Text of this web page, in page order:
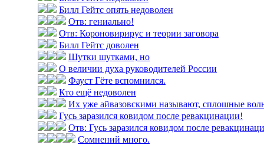
Билл Гейтс опять недоволен
Отв: гениально!
Отв: Короновирирус и теории заговора
Билл Гейтс доволен
Шутки шутками, но
О величии духа руководителей России
Фауст Гёте вспомнился.
Кто ещё недоволен
Их уже айвазовскими называют, сплошные
Гусь заразился ковидом после ревакцинации!
Отв: Гусь заразился ковидом после
Сомнений много.